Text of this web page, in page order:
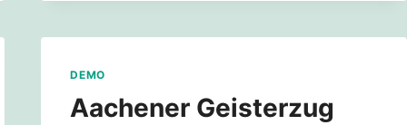
DEMO
Aachener Geisterzug